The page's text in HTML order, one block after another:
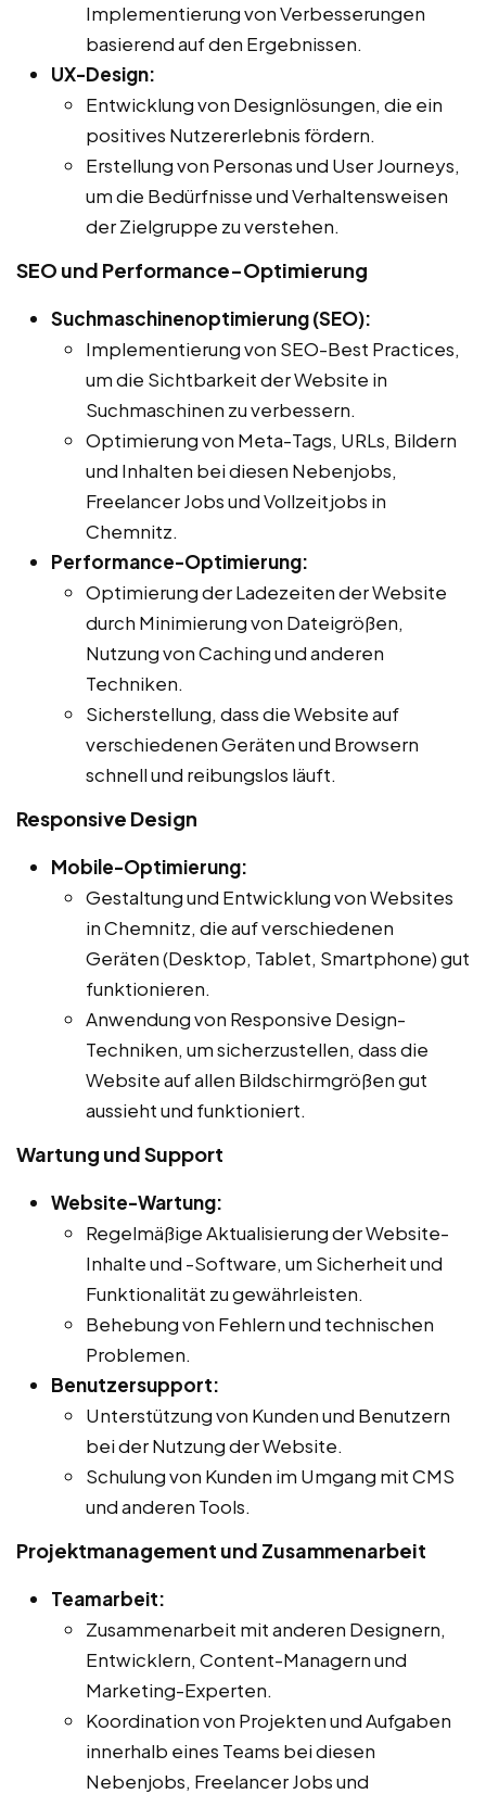
Implementierung von Verbesserungen
basierend auf den Ergebnissen.
UX-Design:
Entwicklung von Designlösungen, die ein
positives Nutzererlebnis fördern.
Erstellung von Personas und User Journeys,
um die Bedürfnisse und Verhaltensweisen
der Zielgruppe zu verstehen.
SEO und Performance-Optimierung
Suchmaschinenoptimierung (SEO):
Implementierung von SEO-Best Practices,
um die Sichtbarkeit der Website in
Suchmaschinen zu verbessern.
Optimierung von Meta-Tags, URLs, Bildern
und Inhalten bei diesen Nebenjobs,
Freelancer Jobs und Vollzeitjobs in
Chemnitz.
Performance-Optimierung:
Optimierung der Ladezeiten der Website
durch Minimierung von Dateigrößen,
Nutzung von Caching und anderen
Techniken.
Sicherstellung, dass die Website auf
verschiedenen Geräten und Browsern
schnell und reibungslos läuft.
Responsive Design
Mobile-Optimierung:
Gestaltung und Entwicklung von Websites
in Chemnitz, die auf verschiedenen
Geräten (Desktop, Tablet, Smartphone) gut
funktionieren.
Anwendung von Responsive Design-
Techniken, um sicherzustellen, dass die
Website auf allen Bildschirmgrößen gut
aussieht und funktioniert.
Wartung und Support
Website-Wartung:
Regelmäßige Aktualisierung der Website-
Inhalte und -Software, um Sicherheit und
Funktionalität zu gewährleisten.
Behebung von Fehlern und technischen
Problemen.
Benutzersupport:
Unterstützung von Kunden und Benutzern
bei der Nutzung der Website.
Schulung von Kunden im Umgang mit CMS
und anderen Tools.
Projektmanagement und Zusammenarbeit
Teamarbeit:
Zusammenarbeit mit anderen Designern,
Entwicklern, Content-Managern und
Marketing-Experten.
Koordination von Projekten und Aufgaben
innerhalb eines Teams bei diesen
Nebenjobs, Freelancer Jobs und